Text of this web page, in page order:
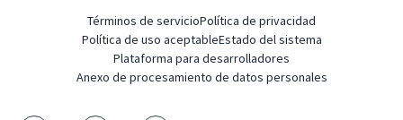
Términos de servicioPolítica de privacidad
Política de uso aceptableEstado del sistema
Plataforma para desarrolladores
Anexo de procesamiento de datos personales